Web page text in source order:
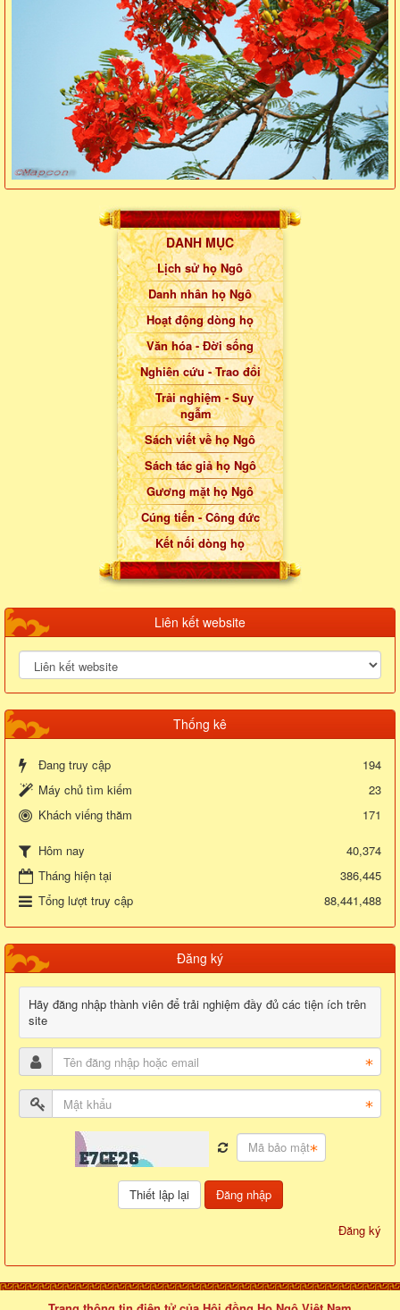
DANH MỤC
Lịch sử họ Ngô
Danh nhân họ Ngô
Hoạt động dòng họ
Văn hóa - Đời sống
Nghiên cứu - Trao đổi
Trải nghiệm - Suy
ngẫm
Sách viết về họ Ngô
Sách tác giả họ Ngô
Gương mặt họ Ngô
Cúng tiến - Công đức
Kết nối dòng họ
Liên kết website
Thống kê
Đang truy cập
194
Máy chủ tìm kiếm
23
Khách viếng thăm
171
Hôm nay
40,374
Tháng hiện tại
386,445
Tổng lượt truy cập
88,441,488
Đăng ký
Hãy đăng nhập thành viên để trải nghiệm đầy đủ các tiện ích trên
site
Đăng nhập
Đăng ký